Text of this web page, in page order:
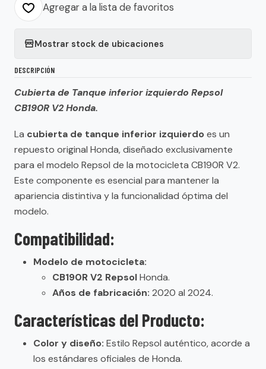
Agregar a la lista de favoritos
Mostrar stock de ubicaciones
DESCRIPCIÓN
Cubierta de Tanque inferior izquierdo Repsol
CB190R V2 Honda.
La cubierta de tanque inferior izquierdo es un
repuesto original Honda, diseñado exclusivamente
para el modelo Repsol de la motocicleta CB190R V2.
Este componente es esencial para mantener la
apariencia distintiva y la funcionalidad óptima del
modelo.
Compatibilidad:
Modelo de motocicleta:
CB190R V2 RepsolHonda.
Años de fabricación: 2020 al 2024.
Características del Producto:
Color y diseño: Estilo Repsol auténtico, acorde a
los estándares oficiales de Honda.